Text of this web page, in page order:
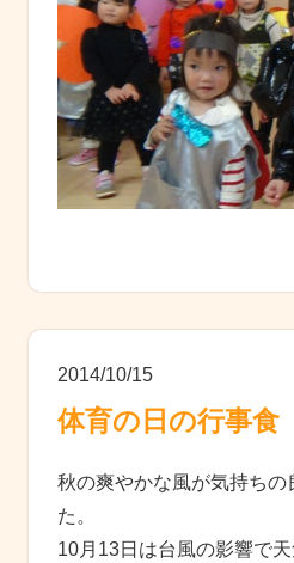
2014/10/15
体育の日の行事食
秋の爽やかな風が気持ちの
た。
10月13日は台風の影響で